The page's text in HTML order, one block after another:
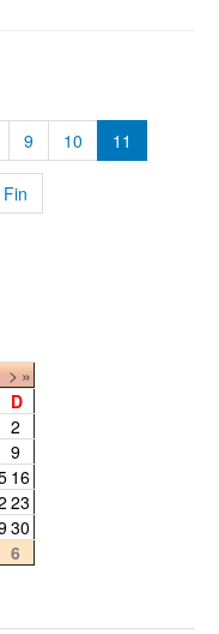
9 10 11
Fin
>»
D
2
9
16
23
30
6